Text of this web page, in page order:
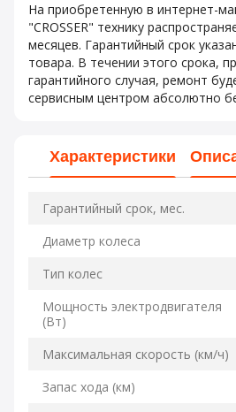
На приобретенную в интернет-
"CROSSER" технику
месяцев. Гарантийный срок
товара. В течении этого срока,
гарантийного случая, ремонт
сервисным центром абсолютно
Характеристики
Гарантийный срок, мес.
Диаметр колеса
Тип колес
Мощность электродвигателя
(Вт)
Максимальная скорость (км/ч)
Запас хода (км)